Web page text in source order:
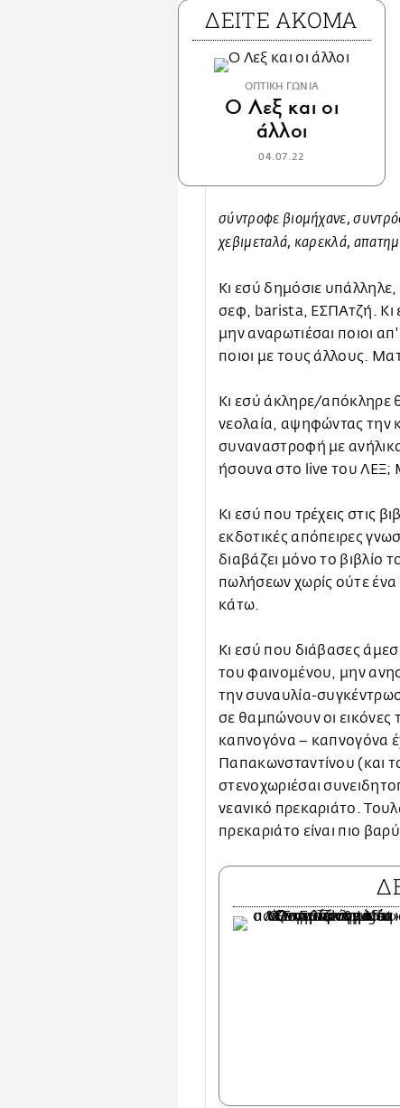
ΔΕΙΤΕ ΑΚΟΜΑ
ΟΠΤΙΚΗ ΓΩΝΙΑ
Ο Λεξ και οι
άλλοι
04.07.22
σύντροφε βιομήχανε,
χεβιμεταλά, καρεκλά,
Κι εσύ δημόσιε
σεφ, barista, ΕΣΠΑτζή. Κι
μην αναρωτιέσαι ποιοι
ποιοι με τους άλλους.
Κι εσύ άκληρε/απόκληρε
νεολαία, αψηφώντας την
συναναστροφή με
ήσουνα στο live του ΛΕΞ;
Κι εσύ που τρέχεις στις
εκδοτικές απόπειρες
διαβάζει μόνο το βιβλίο
πωλήσεων χωρίς ούτε
κάτω.
Κι εσύ που διάβασες
του φαινομένου, μην
την συναυλία-
σε θαμπώνουν οι εικόνες
καπνογόνα – καπνογόνα
Παπακωνσταντίνου (και
στενοχωριέσαι
νεανικό πρεκαριάτο.
πρεκαριάτο είναι πιο